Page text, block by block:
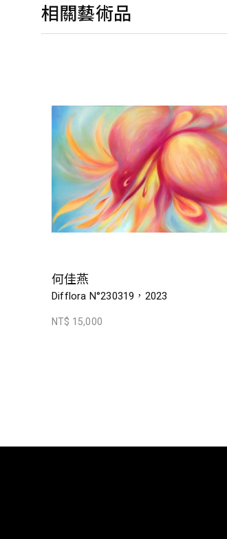
相關藝術品
何佳燕
Difflora N°230319，2023
NT$ 15,000